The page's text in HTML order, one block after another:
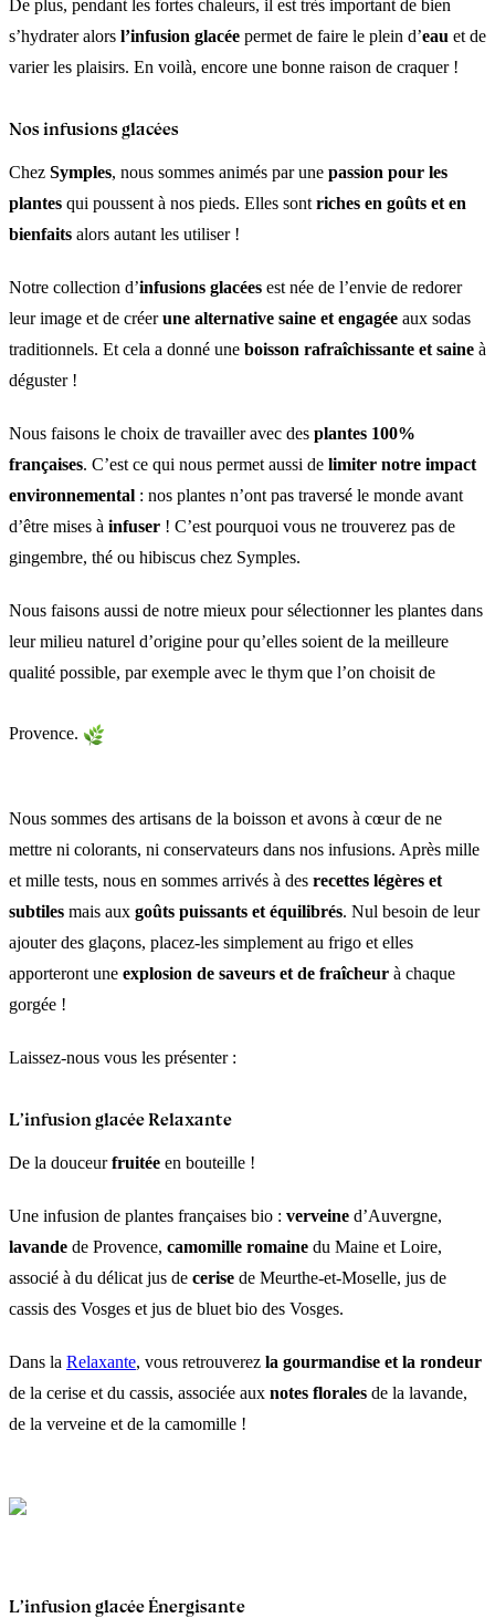
De plus, pendant les fortes chaleurs, il est très important de bien
s’hydrater alors l’infusion glacée permet de faire le plein d’eau et de
varier les plaisirs. En voilà, encore une bonne raison de craquer !
Nos infusions glacées
Chez Symples, nous sommes animés par une passion pour les
plantes qui poussent à nos pieds. Elles sont riches en goûts et en
bienfaits alors autant les utiliser !
Notre collection d’infusions glacées est née de l’envie de redorer
leur image et de créerune alternative saine et engagée aux sodas
traditionnels. Et cela a donné une boisson rafraîchissante et saine à
déguster !
Nous faisons le choix de travailler avec des plantes 100%
françaises. C’est ce qui nous permet aussi de limiter notre impact
environnemental : nos plantes n’ont pas traversé le monde avant
d’être mises à infuser ! C’est pourquoi vous ne trouverez pas de
gingembre, thé ou hibiscus chez Symples.
Nous faisons aussi de notre mieux pour sélectionner les plantes dans
leur milieu naturel d’origine pour qu’elles soient de la meilleure
qualité possible, par exemple avec le thym que l’on choisit de
Provence.
Nous sommes des artisans de la boisson et avons à cœur de ne
mettre ni colorants, ni conservateurs dans nos infusions. Après mille
et mille tests, nous en sommes arrivés à des recettes légères et
subtiles mais aux goûts puissants et équilibrés. Nul besoin de leur
ajouter des glaçons, placez-les simplement au frigo et elles
apporteront une explosion de saveurs et de fraîcheur à chaque
gorgée !
Laissez-nous vous les présenter :
L’infusion glacée Relaxante
De la douceurfruitée en bouteille !
Une infusion de plantes françaises bio : verveine d’Auvergne,
lavande de Provence, camomille romaine du Maine et Loire,
associé à du délicat jus de cerise de Meurthe-et-Moselle, jus de
cassis des Vosges et jus de bluet bio des Vosges.
Dans la Relaxante, vous retrouverez la gourmandise et la rondeur
de la cerise et du cassis, associée aux notes florales de la lavande,
de la verveine et de la camomille !
L’infusion glacée Énergisante